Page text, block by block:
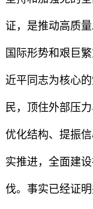
证，是推动高质
国际形势和艰巨
近平同志为核心
民，顶住外部压
优化结构、提振
实推进，全面建
伐。事实已经证